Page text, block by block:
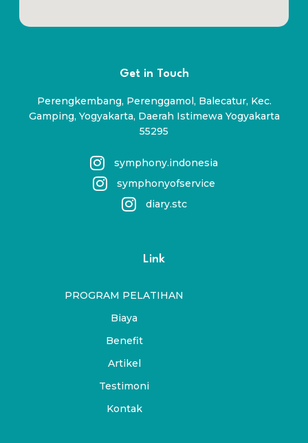
Get in Touch
Perengkembang, Perenggamol, Balecatur, Kec.
Gamping, Yogyakarta, Daerah Istimewa Yogyakarta
55295
symphony.indonesia
symphonyofservice
diary.stc
Link
PROGRAM PELATIHAN
Biaya
Benefit
Artikel
Testimoni
Kontak